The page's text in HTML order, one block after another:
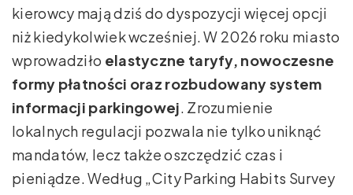
kierowcy mają dziś do dyspozycji więcej opcji
niż kiedykolwiek wcześniej. W 2026 roku miasto
wprowadziło elastyczne taryfy, nowoczesne
formy płatności oraz rozbudowany system
informacji parkingowej. Zrozumienie
lokalnych regulacji pozwala nie tylko uniknąć
mandatów, lecz także oszczędzić czas i
pieniądze. Według „City Parking Habits Survey